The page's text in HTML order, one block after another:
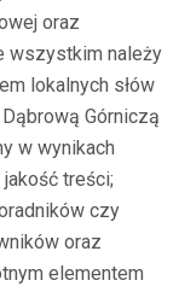
oraz
wszystkim należy
lokalnych słów
Górniczą
w wynikach
treści;
czy
oraz
elementem